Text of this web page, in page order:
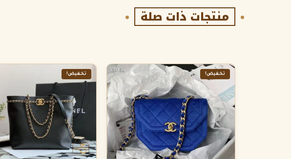
منتجات ذات صلة
تخفيض! تخفيض!